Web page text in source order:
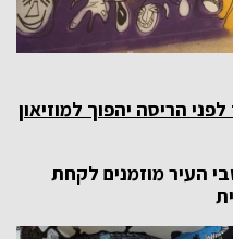
הריסה יהפוך למוזיאון
העיר מוזמנים לקחת